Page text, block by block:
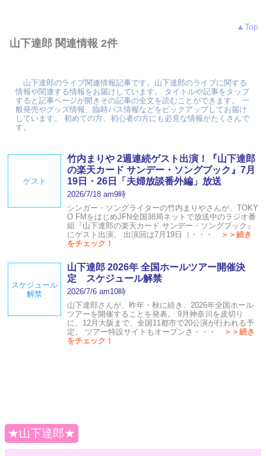
▲Top
山下達郎 関連情報 2件
山下達郎のライブ関連情報記事です。山下達郎のライブに関する
情報や関連する情報をお届けしています。 タイトルや記事をタップ
すると記事ページが開きその記事の全文を読むことができます。 一
般発売やグッズ情報、臨時バス情報などをピックアップしてお届け
しています。 初めての方、初心者の方にも必見な情報がたくさんで
す。
ゲスト
竹内まりや 2週連続ゲスト出演！『山下達郎
の楽天カード サンデー・ソングブック』7月
19日・26日「夫婦放談番外編」放送
2026/7/18 am9時
シンガー・ソングライターの竹内まりやさんが、TOKY
O FMをはじめJFN全国38局ネットで放送中のラジオ番
組『山下達郎の楽天カード サンデー・ソングブック』
にゲスト出演。 出演回は7月19日（・・・
＞＞続き
をチェック！
スケジュール
解禁
山下達郎 2026年 全国ホールツアー開催決
定 スケジュール解禁
2026/7/6 am10時
山下達郎さんが、昨年・秋に続き、2026年全国ホール
ツアーを開催することを発表。 9月神奈川を皮切り
に、12月大阪まで、全国11都市で20公演が行われる予
定。 ツアー特設サイトもオープンさ・・・
＞＞続き
をチェック！
★山下達郎★